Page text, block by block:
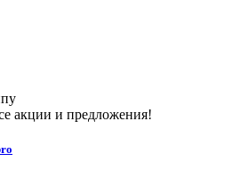
акции и предложения!